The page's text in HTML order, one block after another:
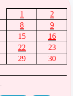
1
2
8
9
15
16
22
23
29
30